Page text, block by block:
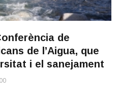
de
de l’Aigua, que
i el sanejament